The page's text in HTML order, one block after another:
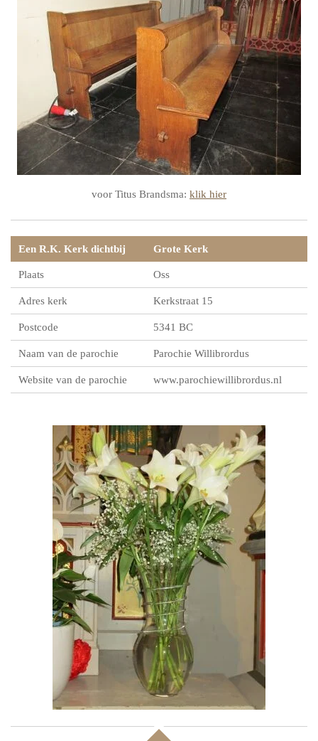
voor Titus Brandsma: klik hier
Een R.K. Kerk dichtbij Grote Kerk
Plaats Oss
Adres kerk Kerkstraat 15
Postcode 5341 BC
Naam van de parochie Parochie Willibrordus
Website van de parochie www.parochiewillibrordus.nl